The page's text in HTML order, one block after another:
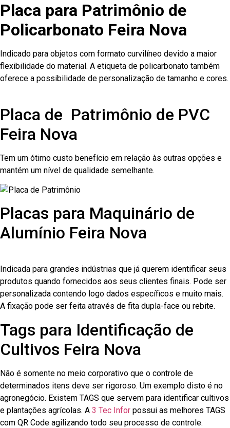
Placa para Patrimônio de
Policarbonato Feira Nova
Indicado para objetos com formato curvilíneo devido a maior
flexibilidade do material. A etiqueta de policarbonato também
oferece a possibilidade de personalização de tamanho e cores.
Placa de Patrimônio de PVC
Feira Nova
Tem um ótimo custo benefício em relação às outras opções e
mantém um nível de qualidade semelhante.
Placas para Maquinário de
Alumínio Feira Nova
Indicada para grandes indústrias que já querem identificar seus
produtos quando fornecidos aos seus clientes finais. Pode ser
personalizada contendo logo dados específicos e muito mais.
A fixação pode ser feita através de fita dupla-face ou rebite.
Tags para Identificação de
Cultivos Feira Nova
Não é somente no meio corporativo que o controle de
determinados itens deve ser rigoroso. Um exemplo disto é no
agronegócio. Existem TAGS que servem para identificar cultivos
e plantações agrícolas. A 3 Tec Infor possui as melhores TAGS
com QR Code agilizando todo seu processo de controle.